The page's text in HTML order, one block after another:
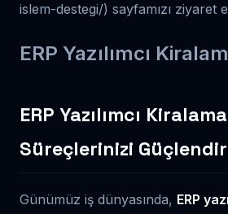
islem-destegi/) sayfamızı ziyaret
ERP Yazılımcı
ERP Yazılımcı
Süreçlerinizi
Günümüz iş dünyasında, ERP